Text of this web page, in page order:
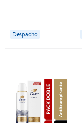
Despacho